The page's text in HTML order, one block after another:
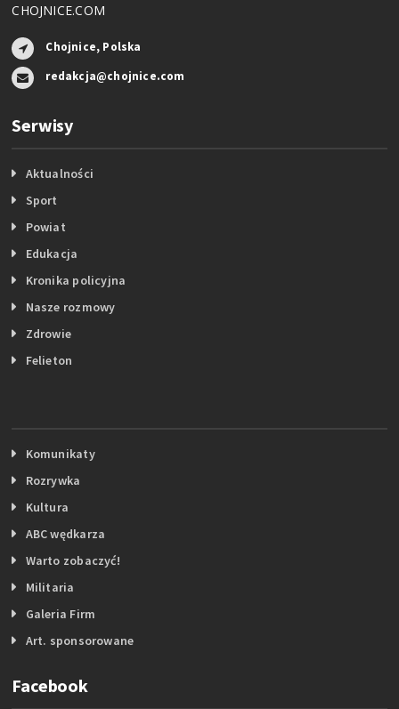
CHOJNICE.COM
Chojnice, Polska
redakcja@chojnice.com
Serwisy
Aktualności
Sport
Powiat
Edukacja
Kronika policyjna
Nasze rozmowy
Zdrowie
Felieton
Komunikaty
Rozrywka
Kultura
ABC wędkarza
Warto zobaczyć!
Militaria
Galeria Firm
Art. sponsorowane
Facebook